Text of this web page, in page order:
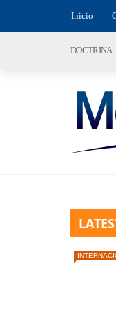
Inicio
DOCTRINA